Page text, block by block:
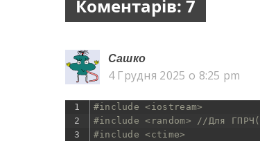
Коментарів: 7
Cашко
4 Грудня 2025 о 8:25 pm
1
2
3
#include <iostream>
#include <random> //Для
#include <ctime>